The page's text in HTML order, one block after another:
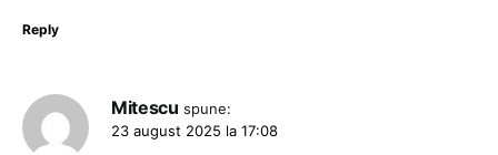
Reply
Mitescu spune:
23 august 2025 la 17:08